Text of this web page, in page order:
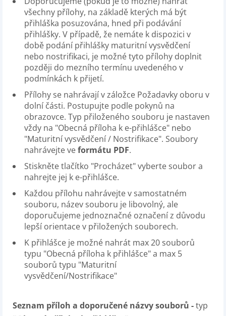
všechny přílohy, na základě kterých má být
přihláška posuzována, hned při podávání
přihlášky. V případě, že nemáte k dispozici v
době podání přihlášky maturitní vysvědčení
nebo nostrifikaci, je možné tyto přílohy doplnit
později do mezního termínu uvedeného v
podmínkách k přijetí.
Přílohy se nahrávají v záložce Požadavky oboru v
dolní části. Postupujte podle pokynů na
obrazovce. Typ přiloženého souboru je nastaven
vždy na "Obecná příloha k e-přihlášce" nebo
"Maturitní vysvědčení / Nostrifikace". Soubory
nahrávejte veformátu PDF.
Stiskněte tlačítko "Procházet" vyberte soubor a
nahrejte jej k e-přihlášce.
Každou přílohu nahrávejte v samostatném
souboru, název souboru je libovolný, ale
doporučujeme jednoznačné označení z důvodu
lepší orientace v přiložených souborech.
K přihlášce je možné nahrát max 20 souborů
typu "Obecná příloha k přihlášce" a max 5
souborů typu "Maturitní
vysvědčení/Nostrifikace"
Seznam příloh a doporučené názvy souborů -typ